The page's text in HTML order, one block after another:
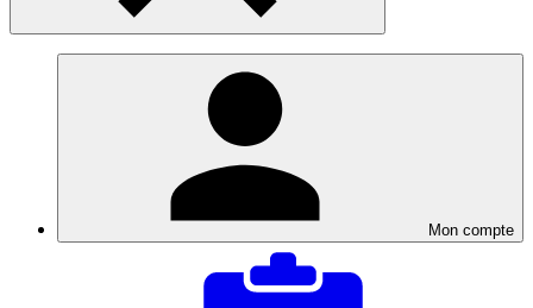
Mon compte